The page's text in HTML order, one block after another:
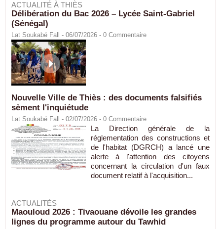
ACTUALITÉ À THIÈS
Délibération du Bac 2026 – Lycée Saint-Gabriel
(Sénégal)
Lat Soukabé Fall - 06/07/2026 - 0 Commentaire
Nouvelle Ville de Thiès : des documents falsifiés
sèment l'inquiétude
Lat Soukabé Fall - 02/07/2026 - 0 Commentaire
La Direction générale de la
réglementation des constructions et
de l'habitat (DGRCH) a lancé une
alerte à l'attention des citoyens
concernant la circulation d'un faux
document relatif à l'acquisition...
ACTUALITÉS
Maouloud 2026 : Tivaouane dévoile les grandes
lignes du programme autour du Tawhid